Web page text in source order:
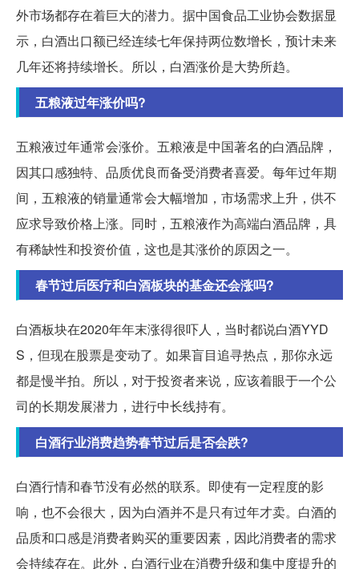
外市场都存在着巨大的潜力。据中国食品工业协会数据显
示，白酒出口额已经连续七年保持两位数增长，预计未来
几年还将持续增长。所以，白酒涨价是大势所趋。
五粮液过年涨价吗?
五粮液过年通常会涨价。五粮液是中国著名的白酒品牌，
因其口感独特、品质优良而备受消费者喜爱。每年过年期
间，五粮液的销量通常会大幅增加，市场需求上升，供不
应求导致价格上涨。同时，五粮液作为高端白酒品牌，具
有稀缺性和投资价值，这也是其涨价的原因之一。
春节过后医疗和白酒板块的基金还会涨吗?
白酒板块在2020年年末涨得很吓人，当时都说白酒YYD
S，但现在股票是变动了。如果盲目追寻热点，那你永远
都是慢半拍。所以，对于投资者来说，应该着眼于一个公
司的长期发展潜力，进行中长线持有。
白酒行业消费趋势春节过后是否会跌?
白酒行情和春节没有必然的联系。即使有一定程度的影
响，也不会很大，因为白酒并不是只有过年才卖。白酒的
品质和口感是消费者购买的重要因素，因此消费者的需求
会持续存在。此外，白酒行业在消费升级和集中度提升的